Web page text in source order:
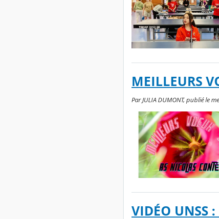
MEILLEURS
Par JULIA DUMONT, publié le
VIDÉO